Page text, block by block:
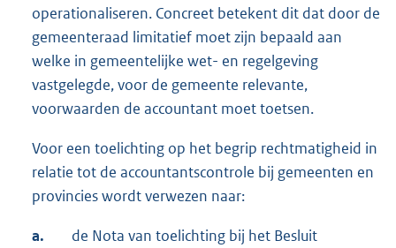
operationaliseren. Concreet betekent dit dat door de
gemeenteraad limitatief moet zijn bepaald aan
welke in gemeentelijke wet- en regelgeving
vastgelegde, voor de gemeente relevante,
voorwaarden de accountant moet toetsen.
Voor een toelichting op het begrip rechtmatigheid in
relatie tot de accountantscontrole bij gemeenten en
provincies wordt verwezen naar:
a.
de Nota van toelichting bij het Besluit